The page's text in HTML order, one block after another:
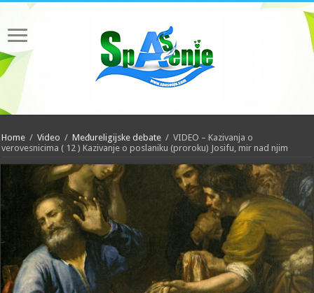
Home / Video / Međureligijske debate / VIDEO – Kazivanja o
verovesnicima ( 12 ) Kazivanje o poslaniku (proroku) Josifu, mir nad njim